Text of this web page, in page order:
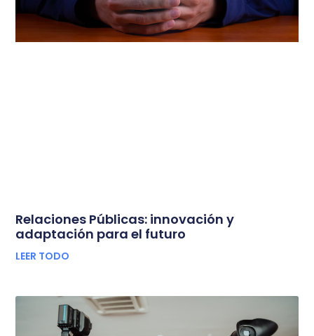
Relaciones Públicas: innovación y
adaptación para el futuro
LEER TODO